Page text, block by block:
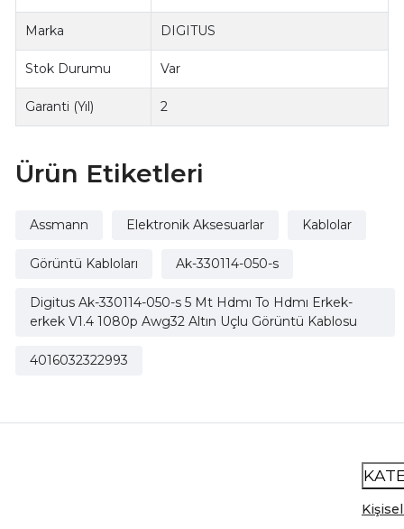
Marka DIGITUS
Stok Durumu Var
Garanti (Yıl) 2
Ürün Etiketleri
Assmann Elektronik Aksesuarlar Kablolar
Görüntü Kabloları Ak-330114-050-s
Digitus Ak-330114-050-s 5 Mt Hdmı To Hdmı Erkek-
erkek V1.4 1080p Awg32 Altın Uçlu Görüntü Kablosu
4016032322993